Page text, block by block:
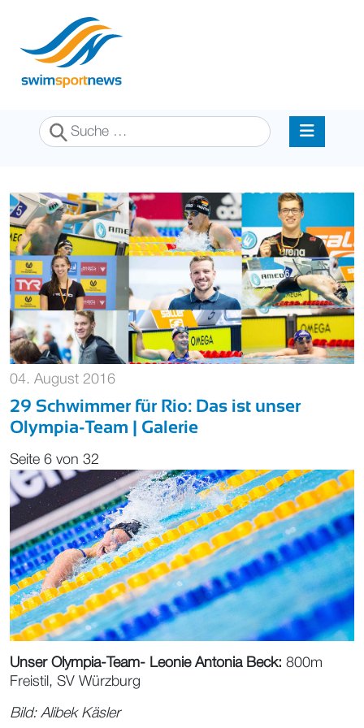
Suchen
04. August 2016
29 Schwimmer für Rio: Das ist unser
Olympia-Team | Galerie
Seite 6 von 32
Unser Olympia-Team- Leonie Antonia Beck: 800m
Freistil, SV Würzburg
Bild: Alibek Käsler